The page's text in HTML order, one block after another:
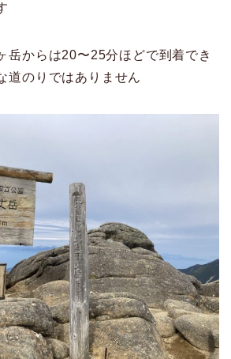
岳からは20〜25分ほどで到着でき
道のりではありません